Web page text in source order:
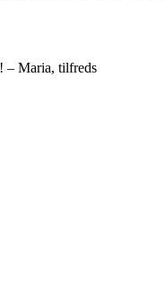
– Maria, tilfreds